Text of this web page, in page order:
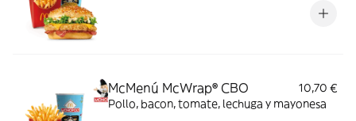
McMenú McWrap® CBO
10,70 €
Pollo, bacon, tomate, lechuga y mayonesa